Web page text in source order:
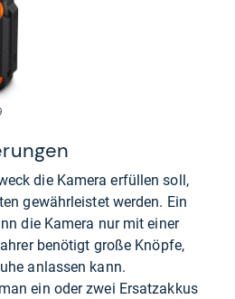
die Kamera erfüllen soll,
gewährleistet werden. Ein
die Kamera nur mit einer
benötigt große Knöpfe,
anlassen kann.
ein oder zwei Ersatzakkus